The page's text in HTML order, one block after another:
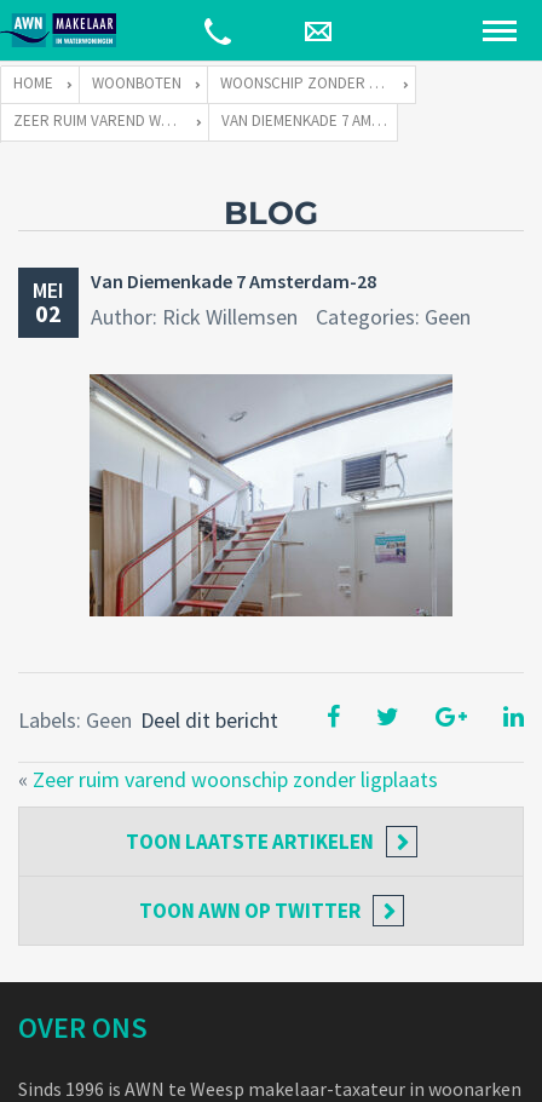
HOME WOONBOTEN
WOONSCHIP ZONDER LIGPLAATS
ZEER RUIM VAREND WOONSCHIP ZONDER LIGPLAATS
VAN DIEMENKADE 7 AMSTERDAM-28
BLOG
MEI
02
Van Diemenkade 7 Amsterdam-28
Author: Rick Willemsen Categories: Geen
Deel dit bericht
Labels: Geen
« Zeer ruim varend woonschip zonder ligplaats
TOON LAATSTE ARTIKELEN
TOONAWN OP TWITTER
OVER ONS
Sinds 1996 is AWN te Weesp makelaar-taxateur in woonarken